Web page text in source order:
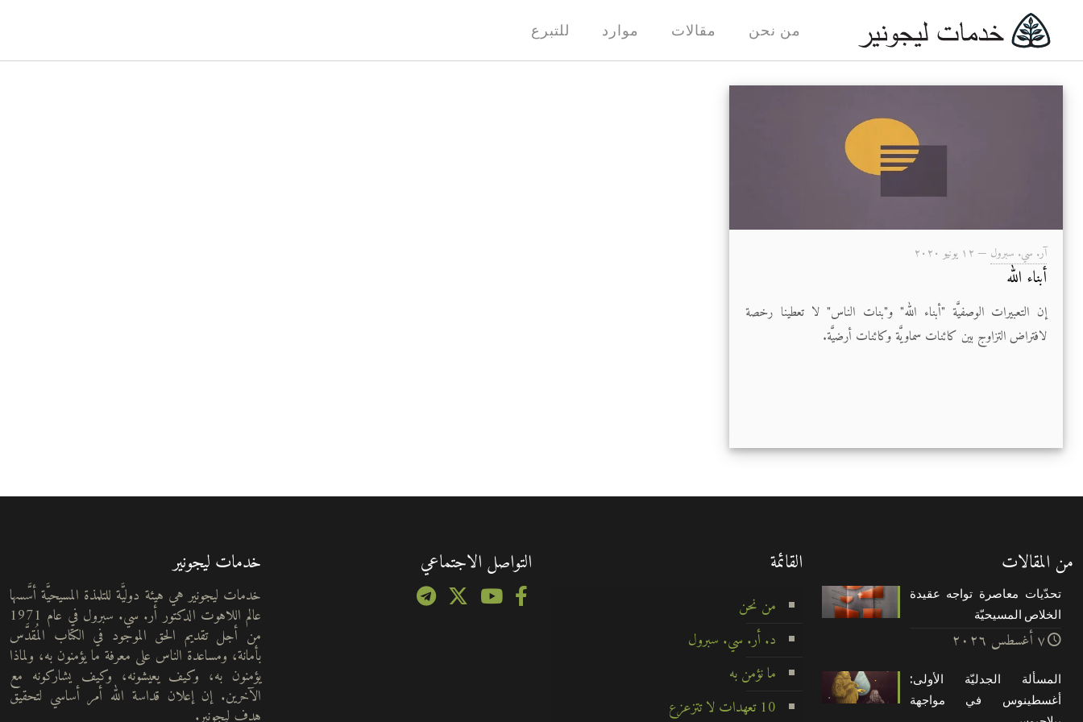
من نحن مقالات موارد للتبرع
آر. سي. سبرول — ۱۲ يونيو ۲۰۲۰
أبناء الله
إن التعبيرات الوصفيَّة "أبناء الله" و"بنات الناس" لا تعطينا رخصة
لافتراض التزاوج بين كائنات سماويَّة وكائنات أرضيَّة.
من المقالات
تحدّيات معاصرة تواجه عقيدة
الخلاص المسيحيّة
۷ أغسطس ۲۰۲٦
المسألة الجدليّة الأولى:
أغسطينوس في مواجهة
القائمة
من نحن
د. أر. سي. سبرول
ما نؤمن به
10 تعهدات لا تتزعزع
التواصل الاجتماعي خدمات ليجونير
خدمات ليجونير هي هيئة دوليَّة للتلمذة المسيحيَّة أسَّسها
عالم اللاهوت الدكتور أر. سي. سبرول في عام 1971
من أجل تقديم الحق الموجود في الكتاب المُقدَّس
بأمانة، ومساعدة الناس على معرفة ما يؤمنون به، ولماذا
يؤمنون به، وكيف يعيشونه، وكيف يشاركونه مع
الآخرين. إن إعلان قداسة الله أمر أساسي لتحقيق
هدف ليجونير.